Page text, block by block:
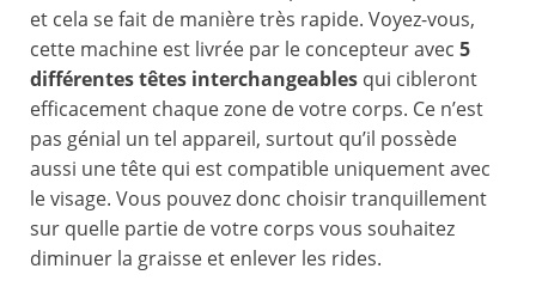
et cela se fait de manière très rapide. Voyez-vous,
cette machine est livrée par le concepteur avec 5
différentes têtes interchangeables qui cibleront
efficacement chaque zone de votre corps. Ce n’est
pas génial un tel appareil, surtout qu’il possède
aussi une tête qui est compatible uniquement avec
le visage. Vous pouvez donc choisir tranquillement
sur quelle partie de votre corps vous souhaitez
diminuer la graisse et enlever les rides.